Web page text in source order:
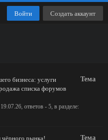
Тема
бизнеса: услуги
списка форумов
19.07.26, ответов - 5, в разделе:
Тема
рынка!
Войти Создать аккаунт